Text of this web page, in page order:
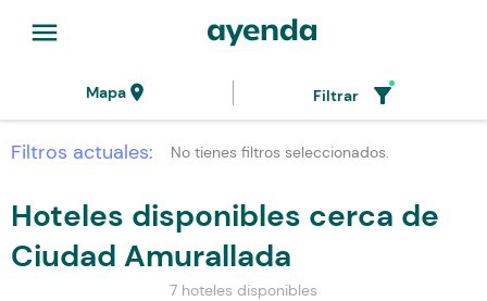
menu
Mapalocation_on Filtrar filter_alt
Filtros actuales: No tienes filtros seleccionados.
Hoteles disponibles cerca de
Ciudad Amurallada
7 hoteles disponibles